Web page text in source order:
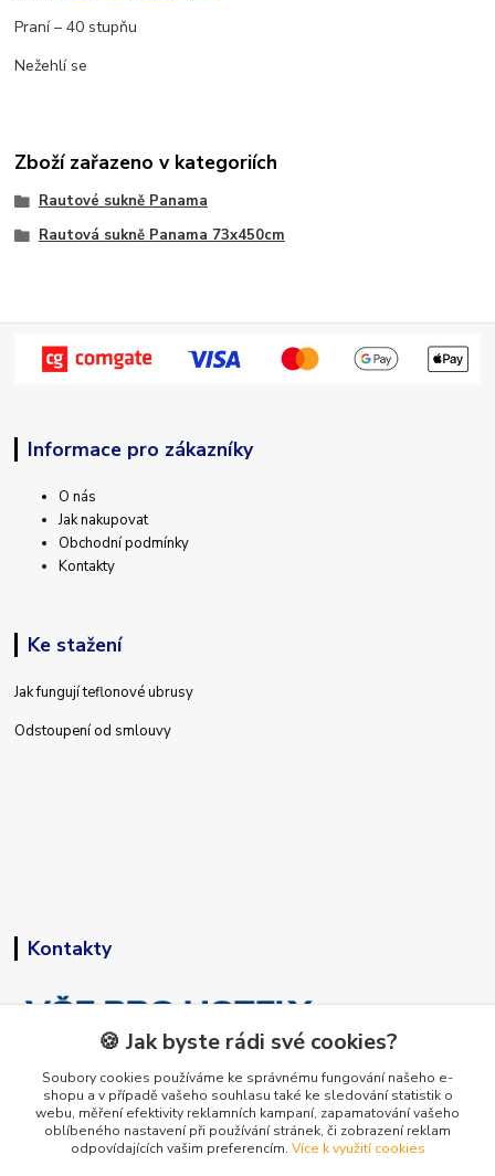
Praní – 40 stupňu
Nežehlí se
Zboží zařazeno v kategoriích
Rautové sukně Panama
Rautová sukně Panama 73x450cm
Informace pro zákazníky
O nás
Jak nakupovat
Obchodní podmínky
Kontakty
Ke stažení
Jak fungují teflonové ubrusy
Odstoupení od smlouvy
Kontakty
+420 773 794 023
Pondělí-pátek 9-15 hodin
🍪 Jak byste rádi své cookies?
Soubory cookies používáme ke správnému fungování našeho e-
shopu a v případě vašeho souhlasu také ke sledování statistik o
webu, měření efektivity reklamních kampaní, zapamatování vašeho
oblíbeného nastavení při používání stránek, či zobrazení reklam
odpovídajících vašim preferencím. Více k využití cookies